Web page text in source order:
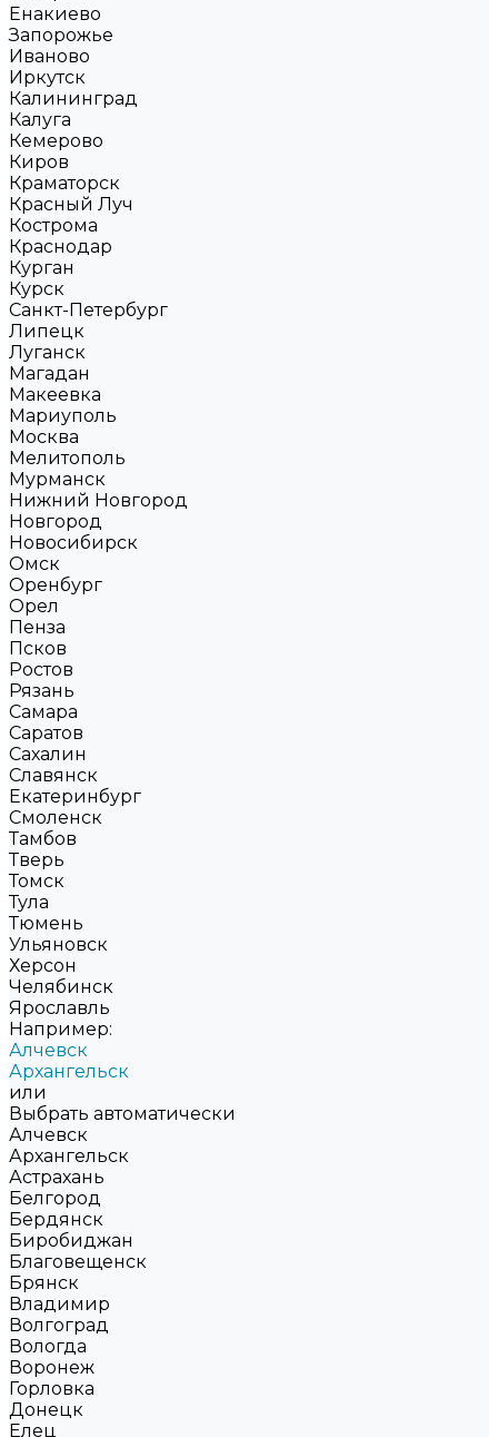
Енакиево
Запорожье
Иваново
Иркутск
Калининград
Калуга
Кемерово
Киров
Краматорск
Красный Луч
Кострома
Краснодар
Курган
Курск
Санкт-Петербург
Липецк
Луганск
Магадан
Макеевка
Мариуполь
Москва
Мелитополь
Мурманск
Нижний Новгород
Новгород
Новосибирск
Омск
Оренбург
Орел
Пенза
Псков
Ростов
Рязань
Самара
Саратов
Сахалин
Славянск
Екатеринбург
Смоленск
Тамбов
Тверь
Томск
Тула
Тюмень
Ульяновск
Херсон
Челябинск
Ярославль
Например:
Алчевск
Архангельск
или
Выбрать автоматически
Алчевск
Архангельск
Астрахань
Белгород
Бердянск
Биробиджан
Благовещенск
Брянск
Владимир
Волгоград
Вологда
Воронеж
Горловка
Донецк
Елец